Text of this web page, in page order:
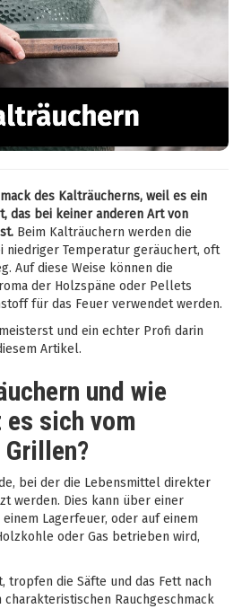
des Kalträucherns, weil es ein
das bei keiner anderen Art von
Beim Kalträuchern werden die
niedriger Temperatur geräuchert, oft
Auf diese Weise können die
der Holzspäne oder Pellets
für das Feuer verwendet werden.
und ein echter Profi darin
Artikel.
und wie
sich vom
bei der die Lebensmittel direkter
werden. Dies kann über einer
Lagerfeuer, oder auf einem
oder Gas betrieben wird,
tropfen die Säfte und das Fett nach
Rauchgeschmack